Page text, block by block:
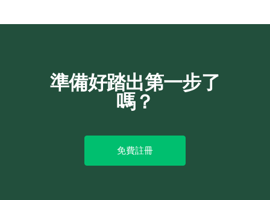
準備好踏出第一步了
嗎？
免費註冊